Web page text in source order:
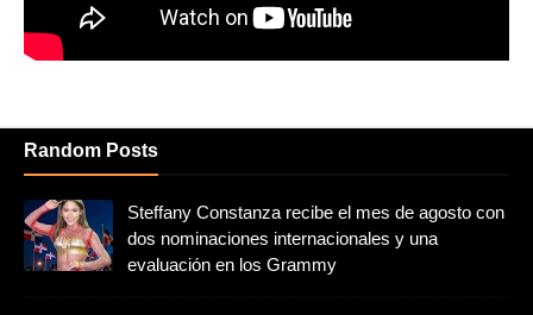
Random Posts
Steffany Constanza recibe el mes de agosto con
dos nominaciones internacionales y una
evaluación en los Grammy